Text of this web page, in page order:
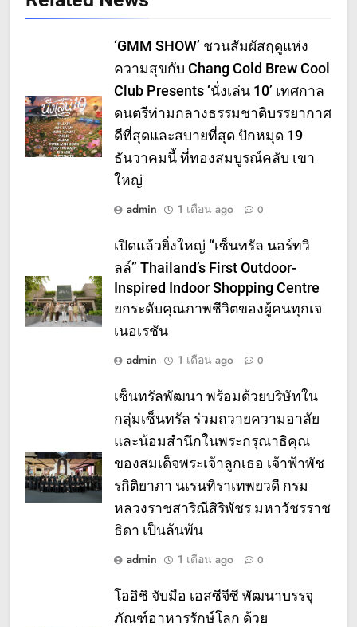
‘GMM SHOW’ ชวนสัมผัสฤดูแห่ง
ความสุขกับ Chang Cold Brew Cool
Club Presents ‘นั่งเล่น 10’ เทศกาล
ดนตรีท่ามกลางธรรมชาติบรรยากาศ
ดีที่สุดและสบายที่สุด ปักหมุด 19
ธันวาคมนี้ ที่ทองสมบูรณ์คลับ เขา
ใหญ่
admin
1 เดือน ago 0
เปิดแล้วยิ่งใหญ่ “เซ็นทรัล นอร์ทวิ
ลล์” Thailand’s First Outdoor-
Inspired Indoor Shopping Centre
ยกระดับคุณภาพชีวิตของผู้คนทุกเจ
เนอเรชัน
admin
1 เดือน ago 0
เซ็นทรัลพัฒนา พร้อมด้วยบริษัทใน
กลุ่มเซ็นทรัล ร่วมถวายความอาลัย
และน้อมสำนึกในพระกรุณาธิคุณ
ของสมเด็จพระเจ้าลูกเธอ เจ้าฟ้าพัช
รกิติยาภา นเรนทิราเทพยวดี กรม
หลวงราชสาริณีสิริพัชร มหาวัชรราช
ธิดา เป็นล้นพ้น
admin
1 เดือน ago 0
โออิชิ จับมือ เอสซีจีซี พัฒนาบรรจุ
ภัณฑ์อาหารรักษ์โลก ด้วย